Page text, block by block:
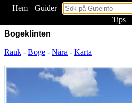
Hem
Guider
Tips
Bogeklinten
Rauk - Boge - Nära - Karta